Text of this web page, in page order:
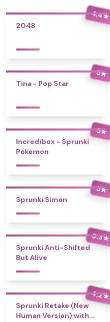
4.4★
2048
5★
Tina - Pop Star
5★
Incredibox - Sprunki
Pokemon
5★
Sprunki Simon
3.3★
Sprunki Anti-Shifted
But Alive
4.2★
Sprunki Retake (New
Human Version) with